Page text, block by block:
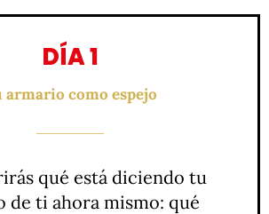
DÍA 1
armario como espejo
qué está diciendo tu
de ti ahora mismo: qué